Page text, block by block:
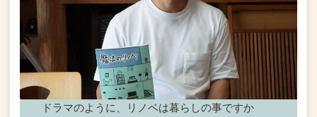
ドラマのように、リノベは暮らしの事ですか